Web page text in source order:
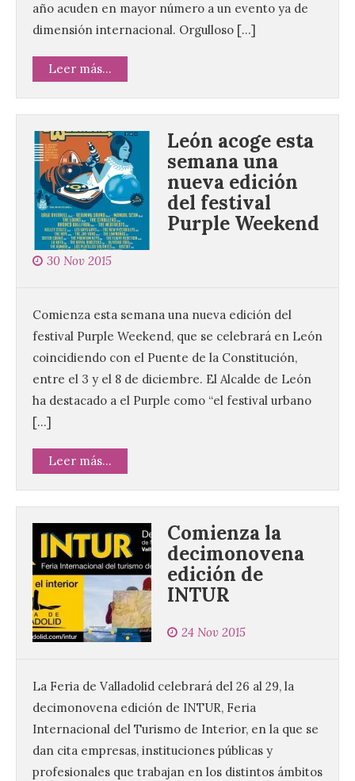
año acuden en mayor número a un evento ya de
dimensión internacional. Orgulloso […]
Leer más...
León acoge esta
semana una
nueva edición
del festival
Purple Weekend
30 Nov 2015
Comienza esta semana una nueva edición del
festival Purple Weekend, que se celebrará en León
coincidiendo con el Puente de la Constitución,
entre el 3 y el 8 de diciembre. El Alcalde de León
ha destacado a el Purple como “el festival urbano
[…]
Leer más...
Comienza la
decimonovena
edición de
INTUR
24 Nov 2015
La Feria de Valladolid celebrará del 26 al 29, la
decimonovena edición de INTUR, Feria
Internacional del Turismo de Interior, en la que se
dan cita empresas, instituciones públicas y
profesionales que trabajan en los distintos ámbitos